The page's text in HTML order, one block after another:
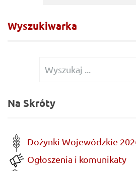
Wyszukiwarka
Wyszukiwanie
Na Skróty
Dożynki Wojewódzkie
Ogłoszenia i komunikaty